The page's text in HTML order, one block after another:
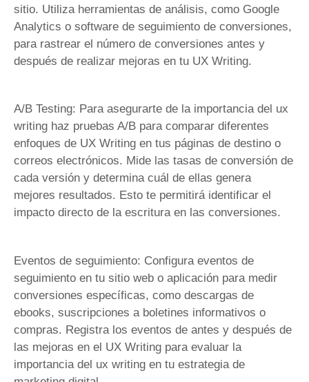
sitio. Utiliza herramientas de análisis, como Google
Analytics o software de seguimiento de conversiones,
para rastrear el número de conversiones antes y
después de realizar mejoras en tu UX Writing.
A/B Testing: Para asegurarte de la importancia del ux
writing haz pruebas A/B para comparar diferentes
enfoques de UX Writing en tus páginas de destino o
correos electrónicos. Mide las tasas de conversión de
cada versión y determina cuál de ellas genera
mejores resultados. Esto te permitirá identificar el
impacto directo de la escritura en las conversiones.
Eventos de seguimiento: Configura eventos de
seguimiento en tu sitio web o aplicación para medir
conversiones específicas, como descargas de
ebooks, suscripciones a boletines informativos o
compras. Registra los eventos de antes y después de
las mejoras en el UX Writing para evaluar la
importancia del ux writing en tu estrategia de